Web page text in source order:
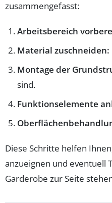
zusammengefasst:
Arbeitsbereich
Material zuschneiden:
Montage der
sind.
Funktionselemente
Diese Schritte helfen
anzueignen und eventuell
Garderobe zur Seite